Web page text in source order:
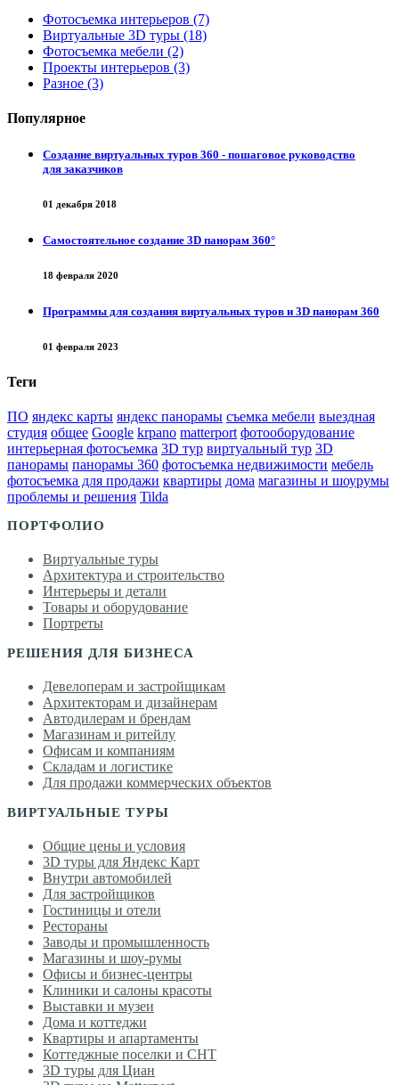
Фотосъемка интерьеров (7)
Виртуальные 3D туры (18)
Фотосъемка мебели (2)
Проекты интерьеров (3)
Разное (3)
Популярное
Создание виртуальных туров 360 - пошаговое руководство
для заказчиков
01 декабря 2018
Самостоятельное создание 3D панорам 360°
18 февраля 2020
Программы для создания виртуальных туров и 3D панорам 360
01 февраля 2023
Теги
ПО яндекс карты яндекс панорамы съемка мебели выездная
студия общее Google krpano matterport фотооборудование
интерьерная фотосъемка 3D тур виртуальный тур 3D
панорамы панорамы 360 фотосъемка недвижимости мебель
фотосъемка для продажи квартиры дома магазины и шоурумы
проблемы и решения Tilda
ПОРТФОЛИО
Виртуальные туры
Архитектура и строительство
Интерьеры и детали
Товары и оборудование
Портреты
РЕШЕНИЯ ДЛЯ БИЗНЕСА
Девелоперам и застройщикам
Архитекторам и дизайнерам
Автодилерам и брендам
Магазинам и ритейлу
Офисам и компаниям
Складам и логистике
Для продажи коммерческих объектов
ВИРТУАЛЬНЫЕ ТУРЫ
Общие цены и условия
3D туры для Яндекс Карт
Внутри автомобилей
Для застройщиков
Гостиницы и отели
Рестораны
Заводы и промышленность
Магазины и шоу-румы
Офисы и бизнес-центры
Клиники и салоны красоты
Выставки и музеи
Дома и коттеджи
Квартиры и апартаменты
Коттеджные поселки и СНТ
3D туры для Циан